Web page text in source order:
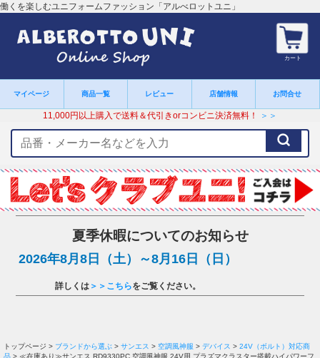
働くを楽しむユニフォームファッション「アルべロットユニ」
カート
マイページ 商品一覧 レビュー 店舗情報 お問合せ
11,000円以上購入で送料＆代引きorコンビニ決済無料！ ＞＞
ー
ワ
ー
ド
夏季休暇についてのお知らせ
2026年8月8日（土）～8月16日（日）
詳しくは ＞＞こちらをご覧ください。
トップページ > ブランドから選ぶ > サンエス > 空調風神服 > デバイス > 24V（ボルト）対応商
品 > ≪在庫あり≫サンエス RD9330PC 空調風神服 24V用 プラズマクラスター搭載ハイパワーフ